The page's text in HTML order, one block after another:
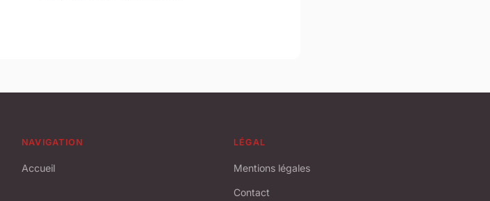
NAVIGATION
Accueil
LÉGAL
Mentions légales
Contact